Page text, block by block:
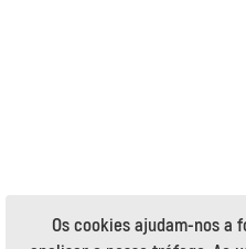
Os cookies ajudam-nos a